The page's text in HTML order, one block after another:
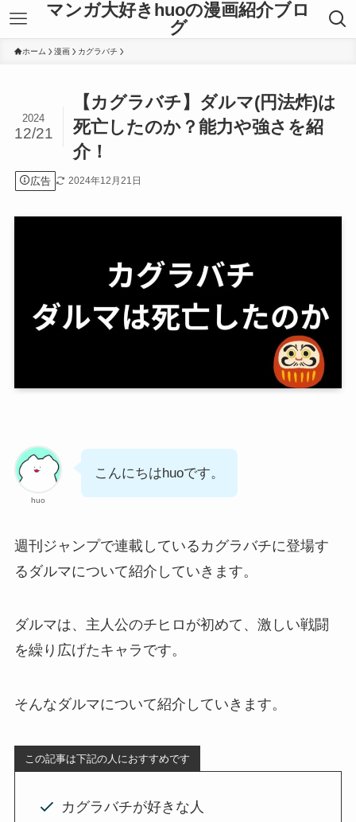
マンガ大好きhuoの漫画紹介ブロ
グ
ホーム 漫画 カグラバチ
【カグラバチ】ダルマ(円法炸)は
死亡したのか？能力や強さを紹
介！
2024
12/21
広告 2024年12月21日
huo
こんにちはhuoです。
週刊ジャンプで連載しているカグラバチに登場す
るダルマについて紹介していきます。
ダルマは、主人公のチヒロが初めて、激しい戦闘
を繰り広げたキャラです。
そんなダルマについて紹介していきます。
この記事は下記の人におすすめです
カグラバチが好きな人